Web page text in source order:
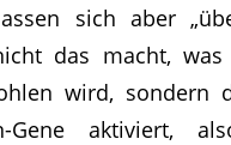
sich aber
das macht,
wird, sondern
Gene aktiviert,